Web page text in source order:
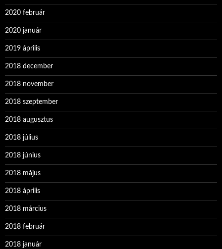
2020 február
2020 január
2019 április
2018 december
2018 november
2018 szeptember
2018 augusztus
2018 július
2018 június
2018 május
2018 április
2018 március
2018 február
2018 január